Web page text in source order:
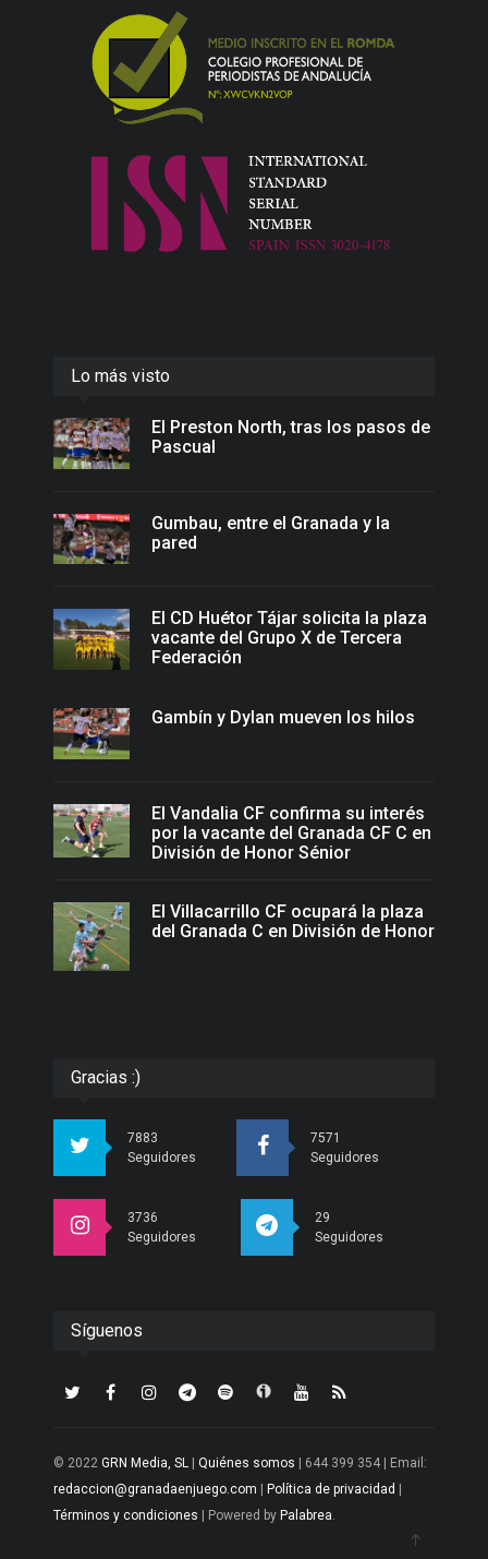
Lo más visto
El Preston North, tras los pasos de
Pascual
Gumbau, entre el Granada y la
pared
El CD Huétor Tájar solicita la plaza
vacante del Grupo X de Tercera
Federación
Gambín y Dylan mueven los hilos
El Vandalia CF confirma su interés
por la vacante del Granada CF C en
División de Honor Sénior
El Villacarrillo CF ocupará la plaza
del Granada C en División de Honor
Gracias :)
7883
Seguidores
7571
Seguidores
3736
Seguidores
29
Seguidores
Síguenos
© 2022 GRN Media, SL | Quiénes somos | 644 399 354 | Email:
redaccion@granadaenjuego.com | Política de privacidad |
Términos y condiciones | Powered by Palabrea